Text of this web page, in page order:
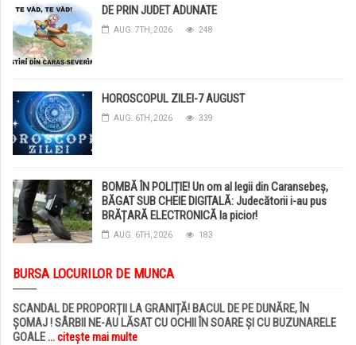
DE PRIN JUDET ADUNATE
AUG. 7TH, 2026 248
HOROSCOPUL ZILEI-7 AUGUST
AUG. 6TH, 2026 339
BOMBĂ ÎN POLIȚIE! Un om al legii din Caransebeș,
BĂGAT SUB CHEIE DIGITALĂ: Judecătorii i-au pus
BRĂȚARĂ ELECTRONICĂ la picior!
AUG. 6TH, 2026 183
BURSA LOCURILOR DE MUNCA
SCANDAL DE PROPORȚII LA GRANIȚĂ! BACUL DE PE DUNĂRE, ÎN
ȘOMAJ ! SÂRBII NE-AU LĂSAT CU OCHII ÎN SOARE ȘI CU BUZUNARELE
GOALE... citește mai multe